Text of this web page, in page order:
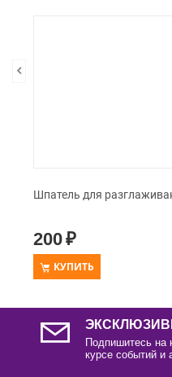
Шпатель для
200₽
КУПИТЬ
Подпишитесь на
курсе событий и